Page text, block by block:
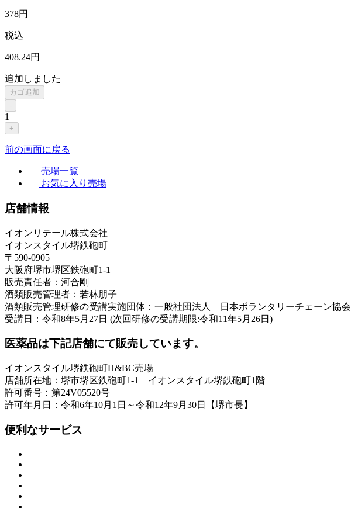
378円
税込
408.24円
追加しました
カゴ追加
-
1
+
前の画面に戻る
売場一覧
お気に入り売場
店舗情報
イオンリテール株式会社
イオンスタイル堺鉄砲町
〒590-0905
大阪府堺市堺区鉄砲町1-1
販売責任者：河合剛
酒類販売管理者：若林朋子
酒類販売管理研修の受講実施団体：一般社団法人 日本ボランタリーチェーン協会
受講日：令和8年5月27日 (次回研修の受講期限:令和11年5月26日)
医薬品は下記店舗にて販売しています。
イオンスタイル堺鉄砲町H&BC売場
店舗所在地：堺市堺区鉄砲町1-1 イオンスタイル堺鉄砲町1階
許可番号：第24V05520号
許可年月日：令和6年10月1日～令和12年9月30日【堺市長】
便利なサービス